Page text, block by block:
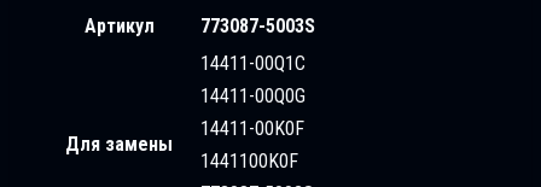
Артикул
773087-5003S
Для замены
14411-00Q1C
14411-00Q0G
14411-00K0F
1441100K0F